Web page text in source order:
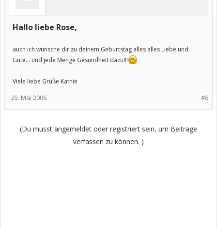
Hallo liebe Rose,
auch ich wünsche dir zu deinem Geburtstag alles alles Liebe und
Gute... und jede Menge Gesundheit dazu!!!
Viele liebe Grüße Kathie
#6
25. Mai 2006
(Du musst angemeldet oder registriert sein, um Beiträge
verfassen zu können. )